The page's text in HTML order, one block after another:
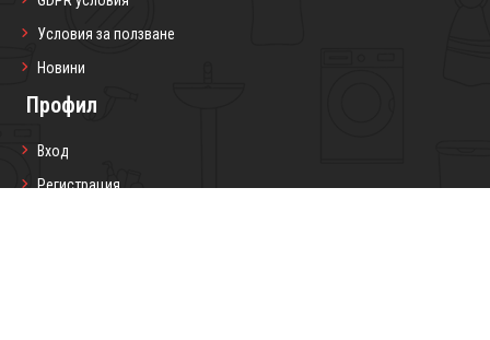
Условия за ползване
Новини
Профил
Вход
Регистрация